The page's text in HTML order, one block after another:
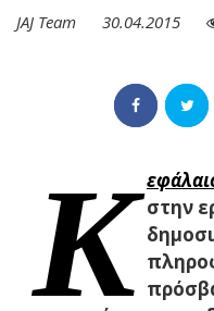
JAJ Team 30.04.2015
Κ στην